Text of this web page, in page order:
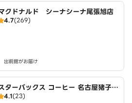
クドナルド シーナシーナ尾張旭店
4.7(269)
出前館がお届け
ターバックス コーヒー 名古屋猪子石
4.1(23)